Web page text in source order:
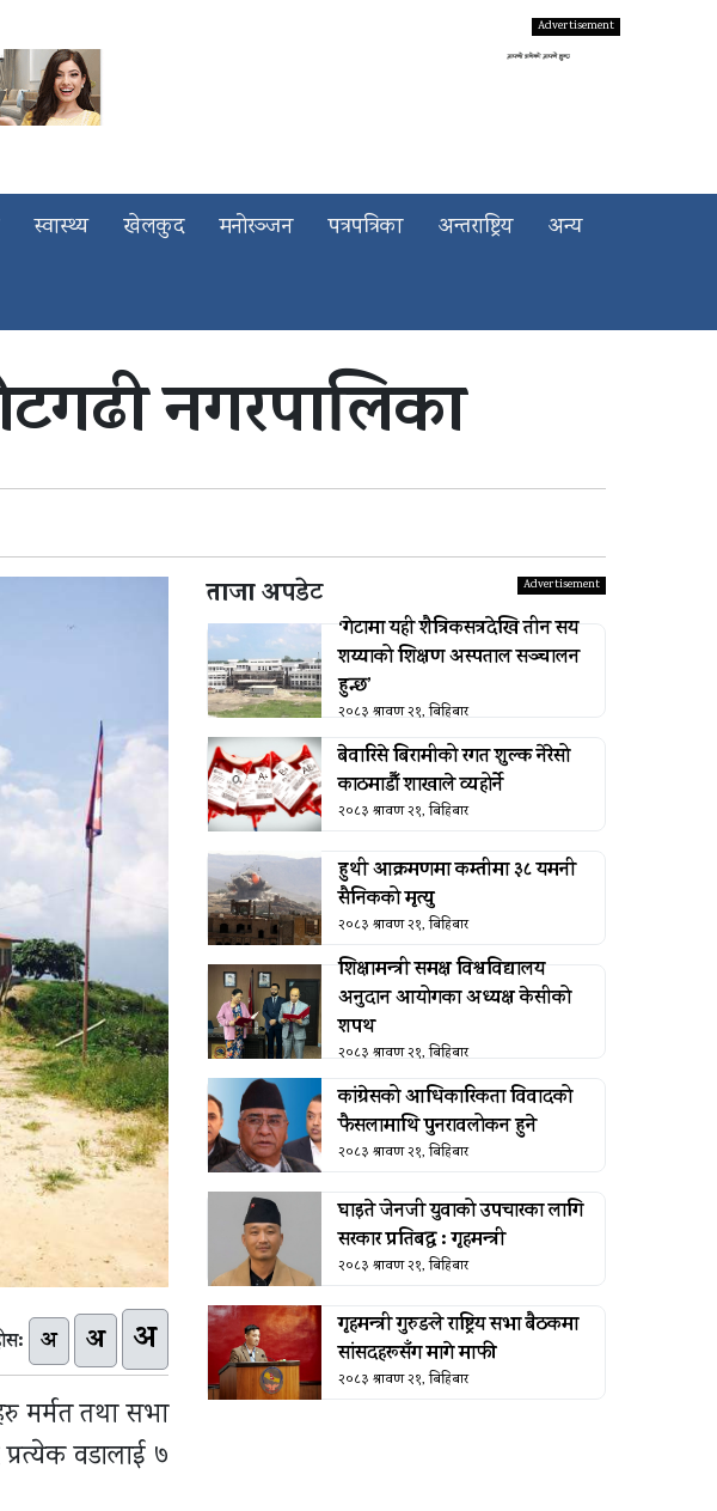
स्वास्थ्य खेलकुद मनोरञ्जन पत्रपत्रिका अन्तराष्ट्रिय अन्य
नगरपालिका
अ अ अ
मर्मत तथा सभा
वडालाई ७
ताजा अपडेट
‘गेटामा यही शैत्रिकसत्रदेखि तीन सय
शय्याको शिक्षण अस्पताल सञ्चालन
हुन्छ’
२०८३ श्रावण २१, बिहिबार
बेवारिसे बिरामीको रगत शुल्क नेरेसो
काठमाडौँ शाखाले व्यहोर्ने
२०८३ श्रावण २१, बिहिबार
हुथी आक्रमणमा कम्तीमा ३८ यमनी
सैनिकको मृत्यु
२०८३ श्रावण २१, बिहिबार
शिक्षामन्त्री समक्ष विश्वविद्यालय
अनुदान आयोगका अध्यक्ष केसीको
शपथ
२०८३ श्रावण २१, बिहिबार
कांग्रेसको आधिकारिकता विवादको
फैसलामाथि पुनरावलोकन हुने
२०८३ श्रावण २१, बिहिबार
घाइते जेनजी युवाको उपचारका लागि
सरकार प्रतिबद्ध : गृहमन्त्री
२०८३ श्रावण २१, बिहिबार
गृहमन्त्री गुरुङले राष्ट्रिय सभा बैठकमा
सांसदहरूसँग मागे माफी
२०८३ श्रावण २१, बिहिबार